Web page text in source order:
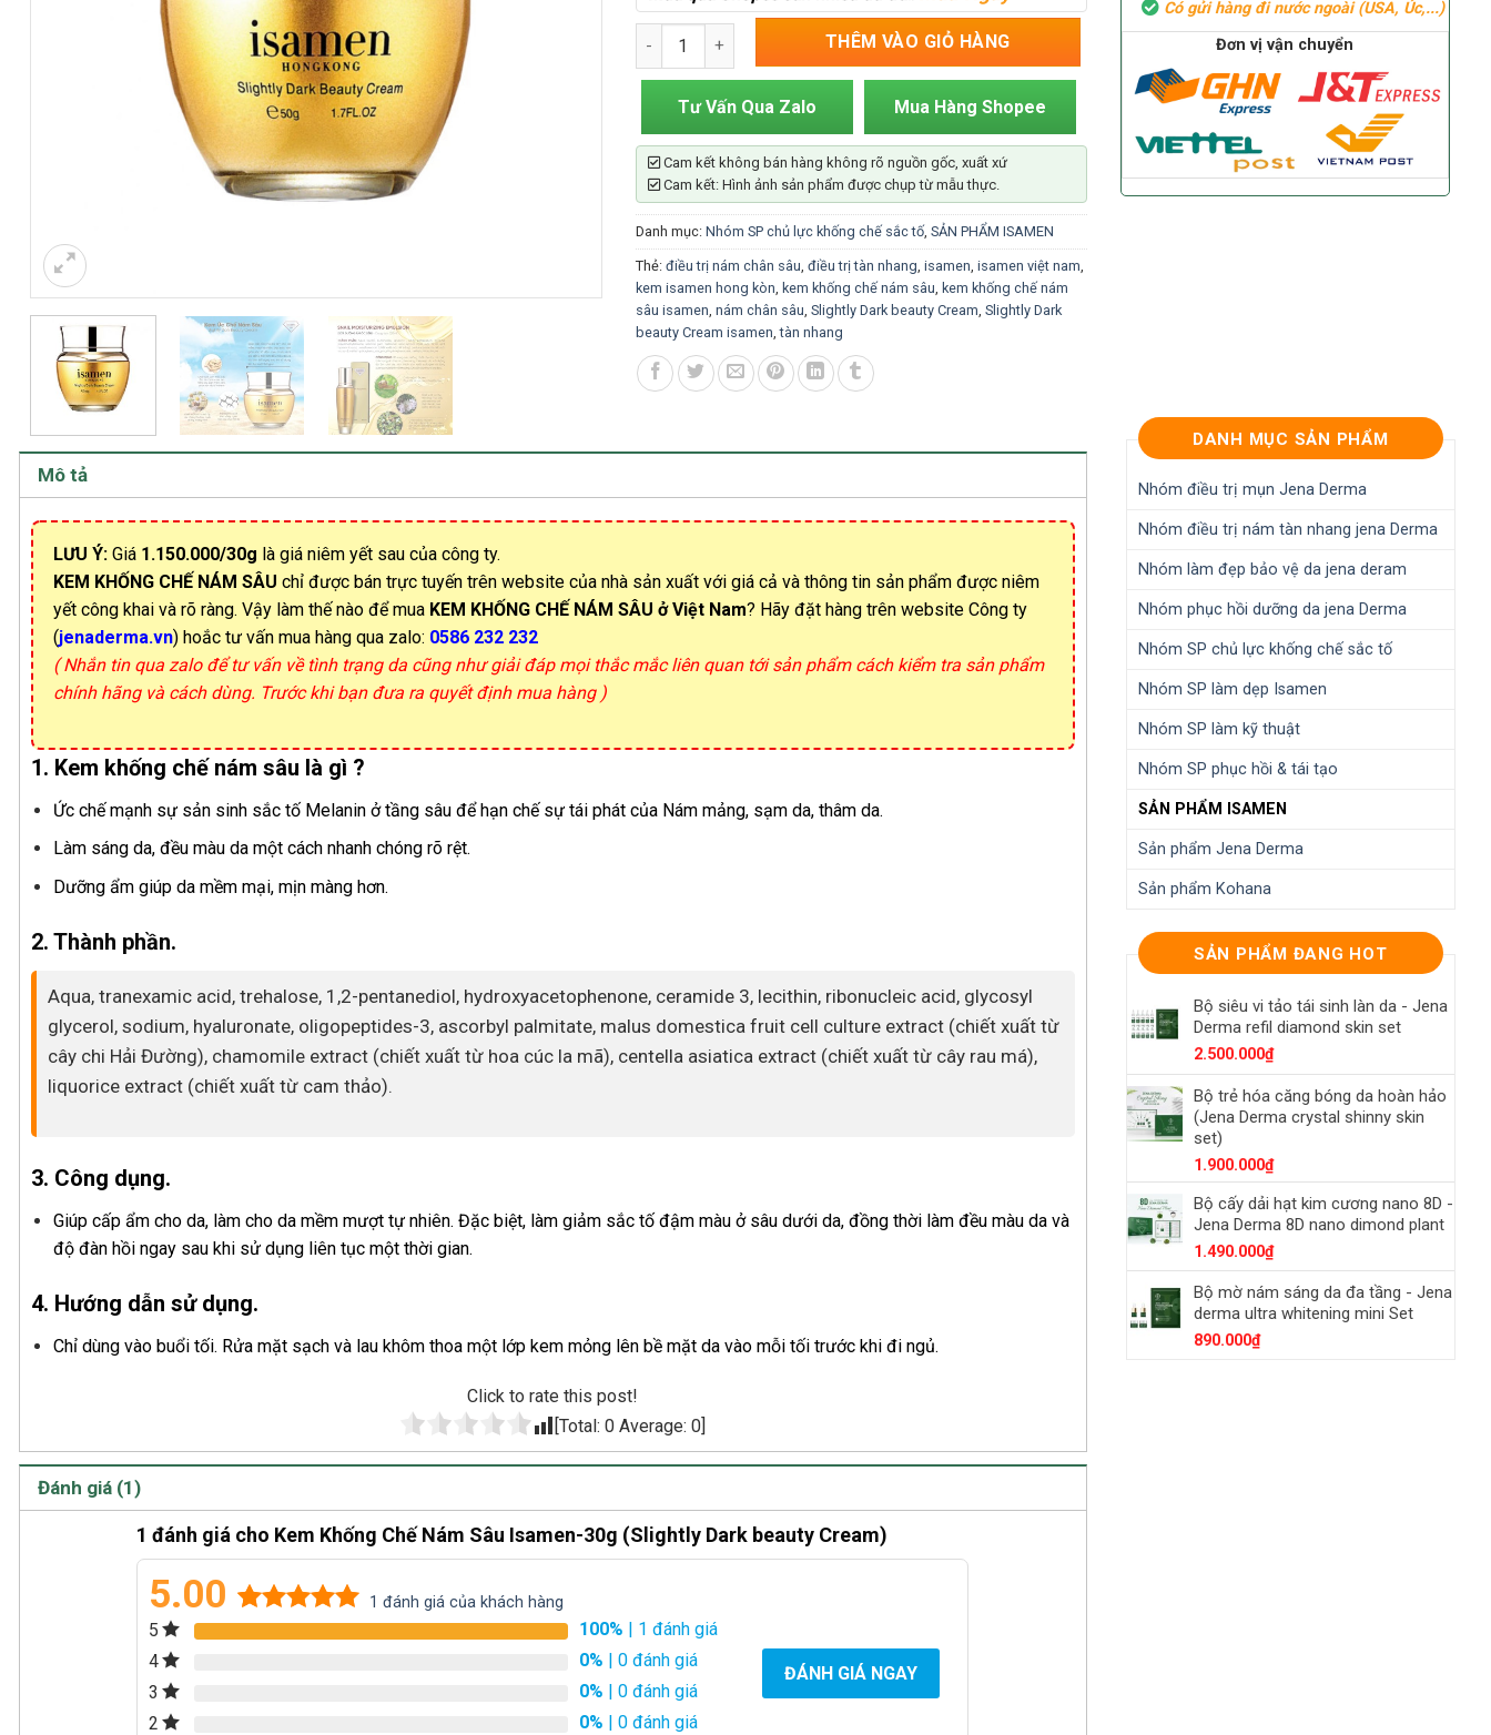
Kem Khống Chế Nám Sâu Isamen-30g (Slightly Dark beauty Cream) số lượng
THÊM VÀO GIỎ HÀNG
Tư Vấn Qua Zalo Mua Hàng Shopee
Cam kết không bán hàng không rõ nguồn gốc, xuất xứ
Cam kết: Hình ảnh sản phẩm được chụp từ mẫu thực.
Danh mục: Nhóm SP chủ lực khống chế sắc tố, SẢN PHẨM ISAMEN
Thẻ: điều trị nám chân sâu điều trị tàn nhang isamen isamen việt nam
kem isamen hong kòn kem khống chế nám sâu kem khống chế nám
sâu isamen nám chân sâu Slightly Dark beauty Cream Slightly Dark
beauty Cream isamen ,tàn nhang
Có gửi hàng đi nước ngoài (USA, Úc,...)
Đơn vị vận chuyển
Mô tả
LƯU Ý: Giá 1.150.000/30g là giá niêm yết sau của công ty.
KEM KHỐNG CHẾ NÁM SÂU chỉ được bán trực tuyến trên website của nhà sản xuất với giá cả và thông tin sản phẩm được niêm
yết công khai và rõ ràng. Vậy làm thế nào để mua KEM KHỐNG CHẾ NÁM SÂU ở Việt Nam? Hãy đặt hàng trên website Công ty
(jenaderma.vn) hoắc tư vấn mua hàng qua zalo: 0586 232 232
( Nhắn tin qua zalo để tư vấn về tình trạng da cũng như giải đáp mọi thắc mắc liên quan tới sản phẩm cách kiểm tra sản phẩm
chính hãng và cách dùng. Trước khi bạn đưa ra quyết định mua hàng )
1. Kem khống chế nám sâu là gì ?
Ức chế mạnh sự sản sinh sắc tố Melanin ở tầng sâu để hạn chế sự tái phát của Nám mảng, sạm da, thâm da.
Làm sáng da, đều màu da một cách nhanh chóng rõ rệt.
Dưỡng ẩm giúp da mềm mại, mịn màng hơn.
2. Thành phần.
Aqua, tranexamic acid, trehalose, 1,2-pentanediol, hydroxyacetophenone, ceramide 3, lecithin, ribonucleic acid, glycosyl
glycerol, sodium, hyaluronate, oligopeptides-3, ascorbyl palmitate, malus domestica fruit cell culture extract (chiết xuất từ
cây chi Hải Đường), chamomile extract (chiết xuất từ hoa cúc la mã), centella asiatica extract (chiết xuất từ cây rau má),
liquorice extract (chiết xuất từ cam thảo).
3. Công dụng.
Giúp cấp ẩm cho da, làm cho da mềm mượt tự nhiên. Đặc biệt, làm giảm sắc tố đậm màu ở sâu dưới da, đồng thời làm đều màu da và
độ đàn hồi ngay sau khi sử dụng liên tục một thời gian.
4. Hướng dẫn sử dụng.
Chỉ dùng vào buổi tối. Rửa mặt sạch và lau khôm thoa một lớp kem mỏng lên bề mặt da vào mỗi tối trước khi đi ngủ.
Click to rate this post!
[Total:0 Average:0
Đánh giá (1)
1 đánh giá cho Kem Khống Chế Nám Sâu Isamen-30g (Slightly Dark beauty Cream)
5.00 1 đánh giá của khách hàng
5 100% | 1 đánh giá
4
0% | 0 đánh giá
3
0% | 0 đánh giá
2
0% | 0 đánh giá
ĐÁNH GIÁ NGAY
DANH MỤC SẢN PHẨM
Nhóm điều trị mụn Jena Derma
Nhóm điều trị nám tàn nhang jena Derma
Nhóm làm đẹp bảo vệ da jena deram
Nhóm phục hồi dưỡng da jena Derma
Nhóm SP chủ lực khống chế sắc tố
Nhóm SP làm dẹp Isamen
Nhóm SP làm kỹ thuật
Nhóm SP phục hồi & tái tạo
SẢN PHẨM ISAMEN
Sản phẩm Jena Derma
Sản phẩm Kohana
SẢN PHẨM ĐANG HOT
Bộ siêu vi tảo tái sinh làn da - Jena
Derma refil diamond skin set
2.500.000₫
Bộ trẻ hóa căng bóng da hoàn hảo
(Jena Derma crystal shinny skin
set)
1.900.000₫
Bộ cấy dải hạt kim cương nano 8D -
Jena Derma 8D nano dimond plant
1.490.000₫
Bộ mờ nám sáng da đa tầng - Jena
derma ultra whitening mini Set
890.000₫